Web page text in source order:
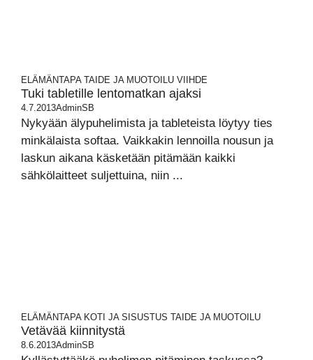
ELÄMÄNTAPA TAIDE JA MUOTOILU VIIHDE
Tuki tabletille lentomatkan ajaksi
4.7.2013AdminSB
Nykyään älypuhelimista ja tableteista löytyy ties
minkälaista softaa. Vaikkakin lennoilla nousun ja
laskun aikana käsketään pitämään kaikki
sähkölaitteet suljettuina, niin ...
ELÄMÄNTAPA KOTI JA SISUSTUS TAIDE JA MUOTOILU
Vetävää kiinnitystä
8.6.2013AdminSB